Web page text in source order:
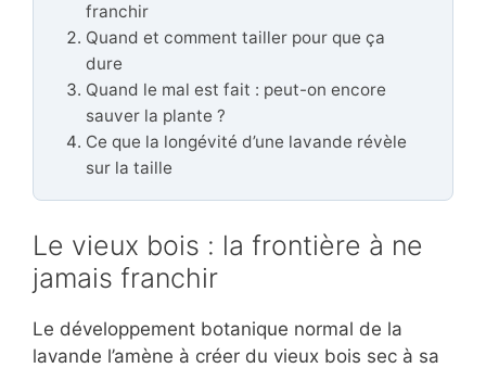
franchir
Quand et comment tailler pour que ça
dure
Quand le mal est fait : peut-on encore
sauver la plante ?
Ce que la longévité d’une lavande révèle
sur la taille
Le vieux bois : la frontière à ne
jamais franchir
Le développement botanique normal de la
lavande l’amène à créer du vieux bois sec à sa